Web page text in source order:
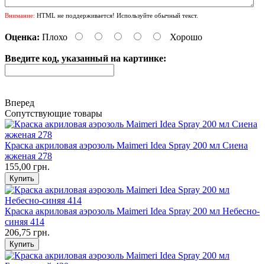
Внимание: HTML не поддерживается! Используйте обычный текст.
Оценка: Плохо Хорошо
Введите код, указанный на картинке:
Вперед
Сопутствующие товары
Краска акриловая аэрозоль Maimeri Idea Spray 200 мл Сиена
жженая 278
155,00 грн.
Краска акриловая аэрозоль Maimeri Idea Spray 200 мл Небесно-
синяя 414
206,75 грн.